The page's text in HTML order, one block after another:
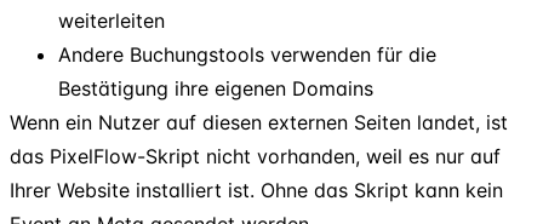
weiterleiten
Andere Buchungstools verwenden für die
Bestätigung ihre eigenen Domains
Wenn ein Nutzer auf diesen externen Seiten landet, ist
das PixelFlow-Skript nicht vorhanden, weil es nur auf
Ihrer Website installiert ist. Ohne das Skript kann kein